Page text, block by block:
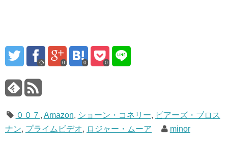
0 0 0
００７ , Amazon, ショーン・コネリー, ピアーズ・ブロス
ナン, プライムビデオ, ロジャー・ムーア minor